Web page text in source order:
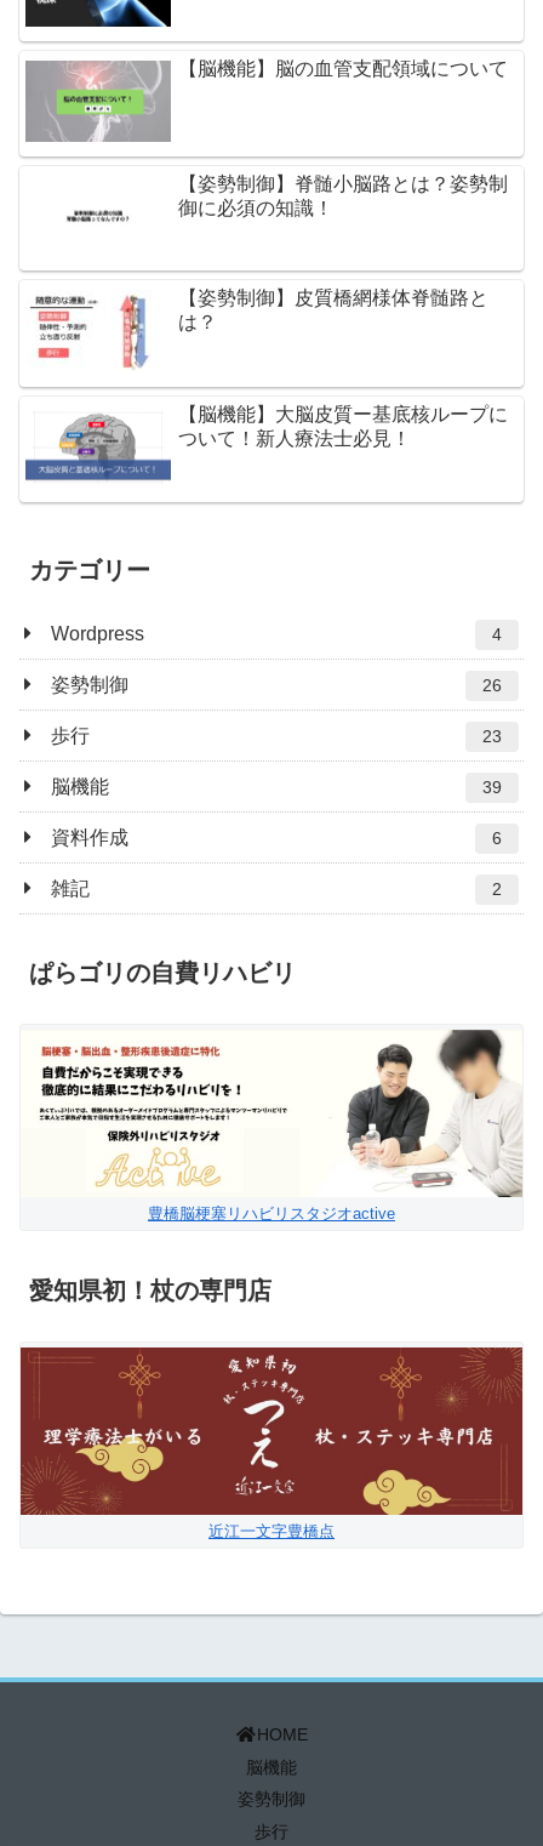
【脳機能】脳の血管支配領域について
【姿勢制御】脊髄小脳路とは？姿勢制
御に必須の知識！
【姿勢制御】皮質橋網様体脊髄路と
は？
【脳機能】大脳皮質ー基底核ループに
ついて！新人療法士必見！
カテゴリー
Wordpress 4
姿勢制御 26
歩行 23
脳機能 39
資料作成 6
雑記 2
ぱらゴリの自費リハビリ
豊橋脳梗塞リハビリスタジオactive
愛知県初！杖の専門店
近江一文字豊橋点
HOME
脳機能
姿勢制御
歩行